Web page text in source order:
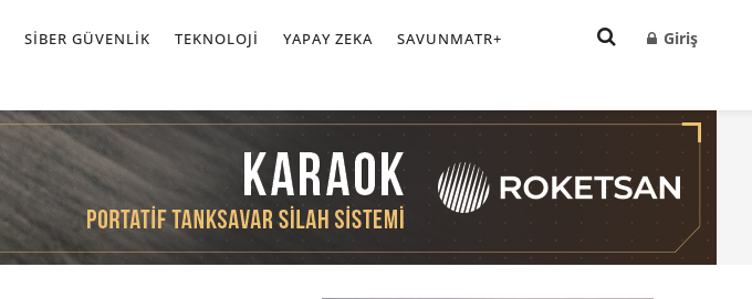
SIBER GÜVENLIK TEKNOLOJI YAPAY ZEKA SAVUNMATR+ Giriş